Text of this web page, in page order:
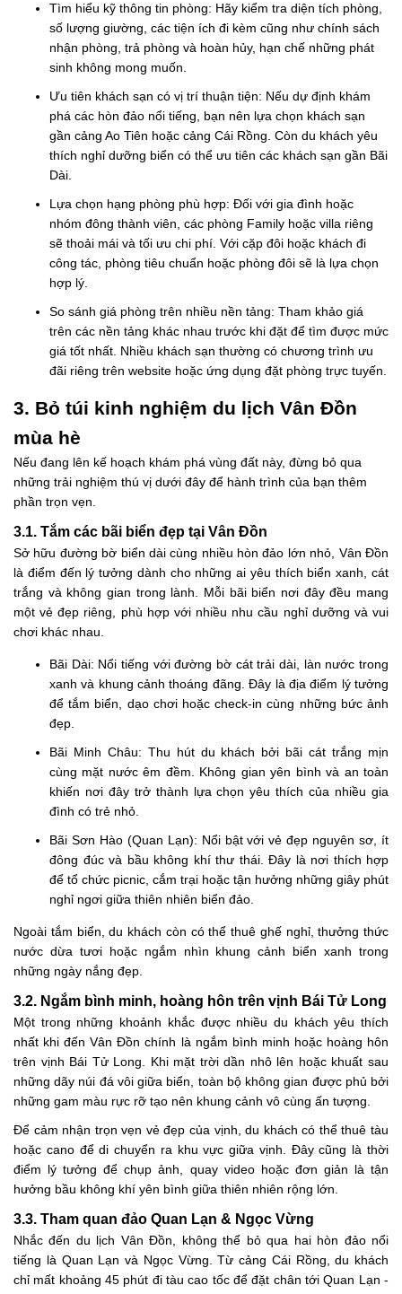
Tìm hiểu kỹ thông tin phòng: Hãy kiểm tra diện tích phòng,
số lượng giường, các tiện ích đi kèm cũng như chính sách
nhận phòng, trả phòng và hoàn hủy, hạn chế những phát
sinh không mong muốn.
Ưu tiên khách sạn có vị trí thuận tiện: Nếu dự định khám
phá các hòn đảo nổi tiếng, bạn nên lựa chọn khách sạn
gần cảng Ao Tiên hoặc cảng Cái Rồng. Còn du khách yêu
thích nghỉ dưỡng biển có thể ưu tiên các khách sạn gần Bãi
Dài.
Lựa chọn hạng phòng phù hợp: Đối với gia đình hoặc
nhóm đông thành viên, các phòng Family hoặc villa riêng
sẽ thoải mái và tối ưu chi phí. Với cặp đôi hoặc khách đi
công tác, phòng tiêu chuẩn hoặc phòng đôi sẽ là lựa chọn
hợp lý.
So sánh giá phòng trên nhiều nền tảng: Tham khảo giá
trên các nền tảng khác nhau trước khi đặt để tìm được mức
giá tốt nhất. Nhiều khách sạn thường có chương trình ưu
đãi riêng trên website hoặc ứng dụng đặt phòng trực tuyến.
3. Bỏ túi kinh nghiệm du lịch Vân Đồn
mùa hè
Nếu đang lên kế hoạch khám phá vùng đất này, đừng bỏ qua
những trải nghiệm thú vị dưới đây để hành trình của bạn thêm
phần trọn vẹn.
3.1. Tắm các bãi biển đẹp tại Vân Đồn
Sở hữu đường bờ biển dài cùng nhiều hòn đảo lớn nhỏ, Vân Đồn
là điểm đến lý tưởng dành cho những ai yêu thích biển xanh, cát
trắng và không gian trong lành. Mỗi bãi biển nơi đây đều mang
một vẻ đẹp riêng, phù hợp với nhiều nhu cầu nghỉ dưỡng và vui
chơi khác nhau.
Bãi Dài: Nổi tiếng với đường bờ cát trải dài, làn nước trong
xanh và khung cảnh thoáng đãng. Đây là địa điểm lý tưởng
để tắm biển, dạo chơi hoặc check-in cùng những bức ảnh
đẹp.
Bãi Minh Châu: Thu hút du khách bởi bãi cát trắng mịn
cùng mặt nước êm đềm. Không gian yên bình và an toàn
khiến nơi đây trở thành lựa chọn yêu thích của nhiều gia
đình có trẻ nhỏ.
Bãi Sơn Hào (Quan Lạn): Nổi bật với vẻ đẹp nguyên sơ, ít
đông đúc và bầu không khí thư thái. Đây là nơi thích hợp
để tổ chức picnic, cắm trại hoặc tận hưởng những giây phút
nghỉ ngơi giữa thiên nhiên biển đảo.
Ngoài tắm biển, du khách còn có thể thuê ghế nghỉ, thưởng thức
nước dừa tươi hoặc ngắm nhìn khung cảnh biển xanh trong
những ngày nắng đẹp.
3.2. Ngắm bình minh, hoàng hôn trên vịnh Bái Tử Long
Một trong những khoảnh khắc được nhiều du khách yêu thích
nhất khi đến Vân Đồn chính là ngắm bình minh hoặc hoàng hôn
trên vịnh Bái Tử Long. Khi mặt trời dần nhô lên hoặc khuất sau
những dãy núi đá vôi giữa biển, toàn bộ không gian được phủ bởi
những gam màu rực rỡ tạo nên khung cảnh vô cùng ấn tượng.
Để cảm nhận trọn vẹn vẻ đẹp của vịnh, du khách có thể thuê tàu
hoặc cano để di chuyển ra khu vực giữa vịnh. Đây cũng là thời
điểm lý tưởng để chụp ảnh, quay video hoặc đơn giản là tận
hưởng bầu không khí yên bình giữa thiên nhiên rộng lớn.
3.3. Tham quan đảo Quan Lạn & Ngọc Vừng
Nhắc đến du lịch Vân Đồn, không thể bỏ qua hai hòn đảo nổi
tiếng là Quan Lạn và Ngọc Vừng. Từ cảng Cái Rồng, du khách
chỉ mất khoảng 45 phút đi tàu cao tốc để đặt chân tới Quan Lạn -